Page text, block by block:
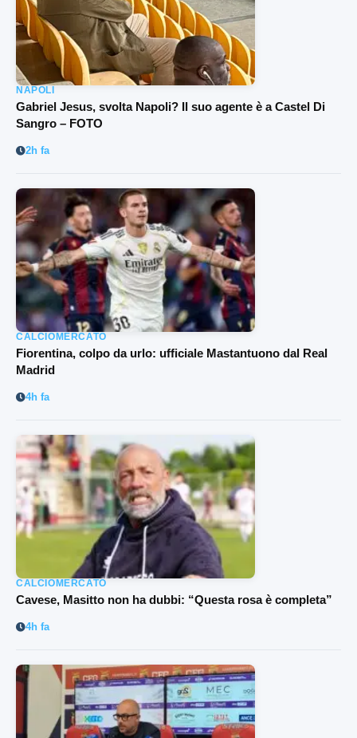
NAPOLI
Gabriel Jesus, svolta Napoli? Il suo agente è a Castel Di
Sangro – FOTO
2h fa
CALCIOMERCATO
Fiorentina, colpo da urlo: ufficiale Mastantuono dal Real
Madrid
4h fa
CALCIOMERCATO
Cavese, Masitto non ha dubbi: “Questa rosa è completa”
4h fa